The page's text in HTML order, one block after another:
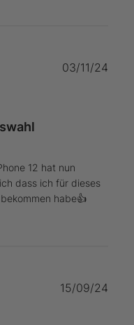
12 hat nun
dass ich für dieses
habe👍
03/11/24
15/09/24